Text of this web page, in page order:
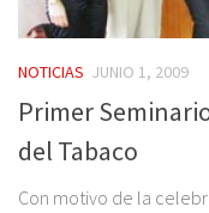
NOTICIAS JUNIO 1, 2009
Primer
del Tabaco
Con motivo de la